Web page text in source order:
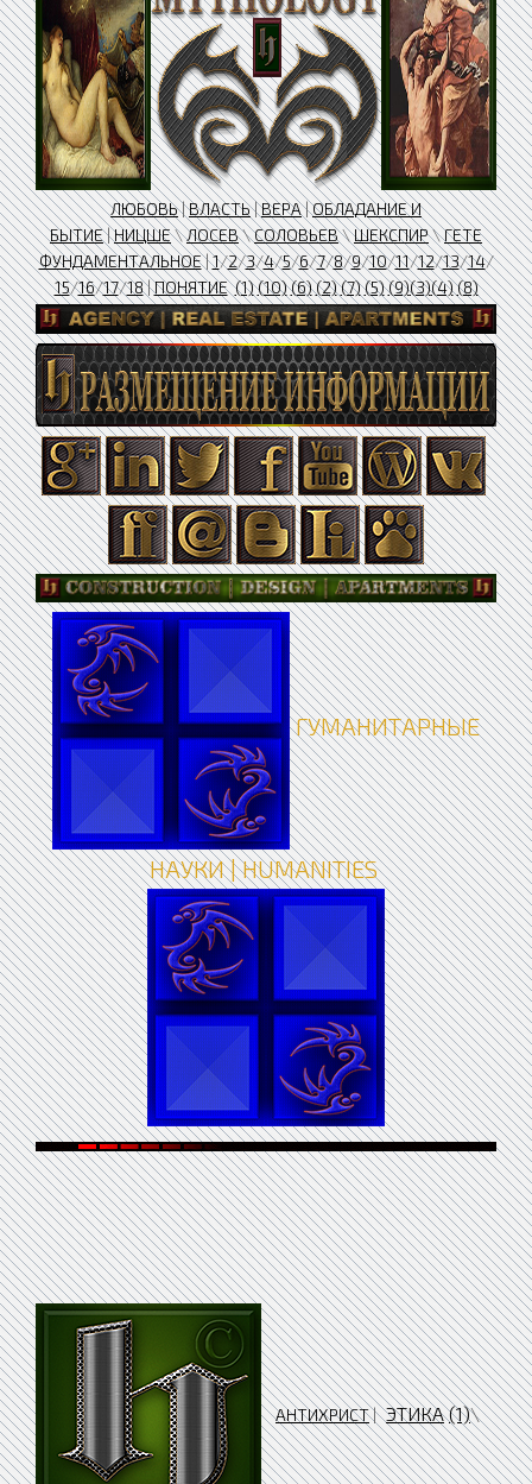
ЛЮБОВЬ|ВЛАСТЬ|ВЕРА|ОБЛАДАНИЕ И
БЫТИЕ|НИЦШЕ\ЛОСЕВ\СОЛОВЬЕВ\ШЕКСПИР\ГЕТЕ
ФУНДАМЕНТАЛЬНОЕ|1/2/3/4/5/6/7/8/9/10/11/12/13/14/
15/16/17/18|ПОНЯТИЕ (1)(10)(6)(2)(7)(5)(9)(3)(4)(8)
ГУМАНИТАРНЫЕ
НАУКИ | HUMANITIES
АНТИХРИСТ| ЭТИКА (1)\